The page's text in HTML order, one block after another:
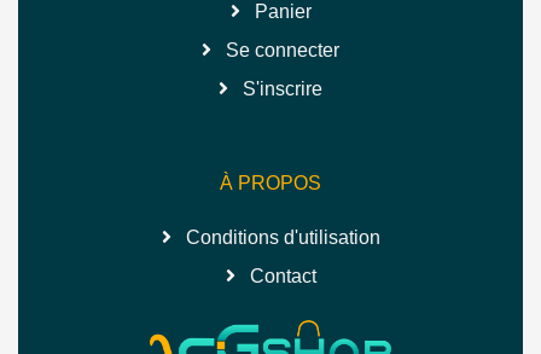
Panier
Se connecter
S'inscrire
À PROPOS
Conditions d'utilisation
Contact